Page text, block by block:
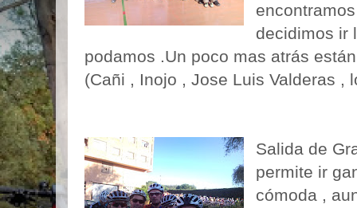
decidimos ir
podamos .Un poco mas atrás
(Cañi , Inojo , Jose Luis Valderas ,
Salida de
permite ir
cómoda ,